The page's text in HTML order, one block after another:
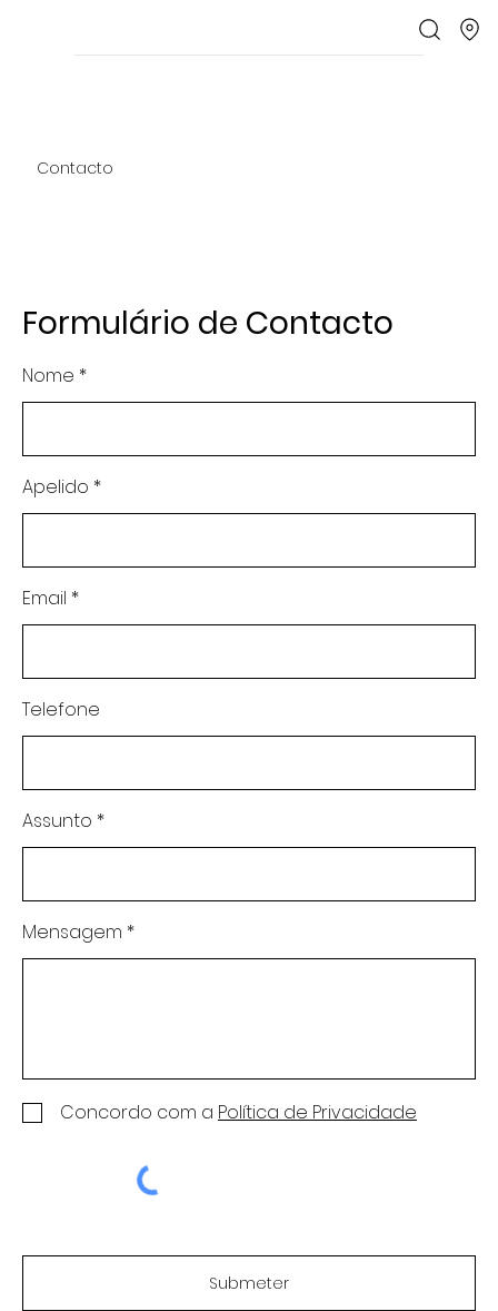
Formulário de Contacto
Nome
Apelido
Email
Telefone
Mensagem
Submeter
Assunto
Concordo com a Política de Privacidade
Contacto